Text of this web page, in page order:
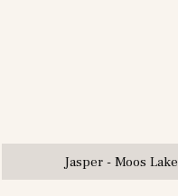
Jasper - Moos Lake